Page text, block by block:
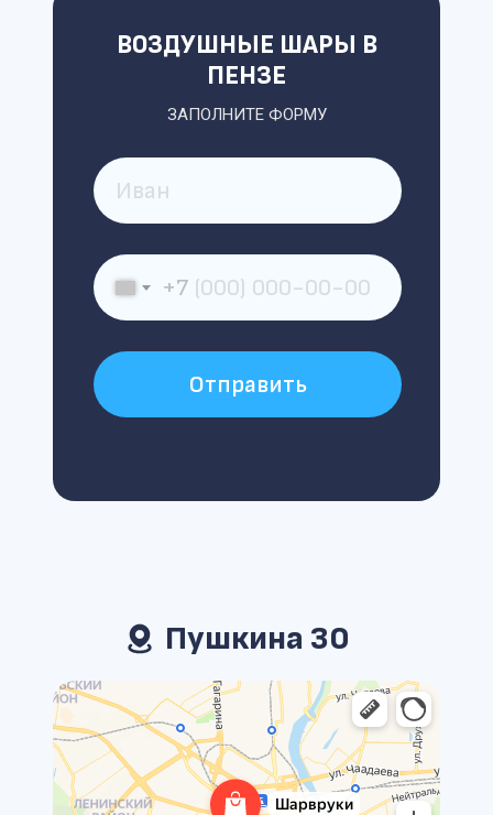
Пушкина 30
ЗАПОЛНИТЕ ФОРМУ
ВОЗДУШНЫЕ ШАРЫ В
ПЕНЗЕ
+7
Отправить